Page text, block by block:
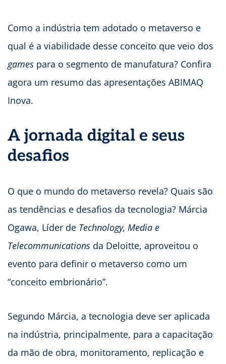
Como a indústria tem adotado o metaverso e
qual é a viabilidade desse conceito que veio dos
games para o segmento de manufatura? Confira
agora um resumo das apresentações ABIMAQ
Inova.
A jornada digital e seus
desafios
O que o mundo do metaverso revela? Quais são
as tendências e desafios da tecnologia? Márcia
Ogawa, Líder de Technology, Media e
Telecommunications da Deloitte, aproveitou o
evento para definir o metaverso como um
“conceito embrionário”.
Segundo Márcia, a tecnologia deve ser aplicada
na indústria, principalmente, para a capacitação
da mão de obra, monitoramento, replicação e